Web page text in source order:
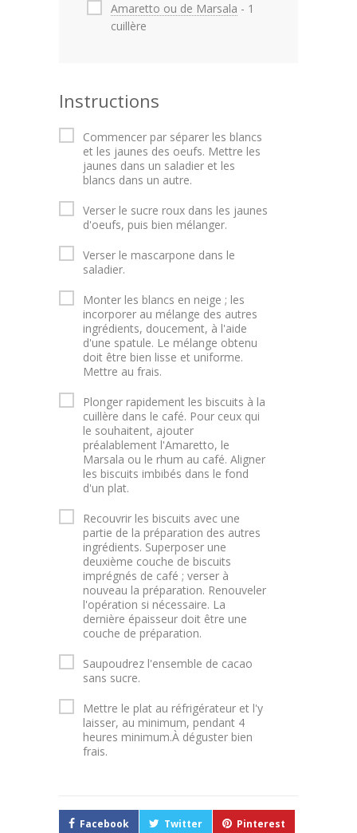
Amaretto ou de Marsala - 1
cuillère
Instructions
Commencer par séparer les blancs
et les jaunes des oeufs. Mettre les
jaunes dans un saladier et les
blancs dans un autre.
Verser le sucre roux dans les jaunes
d'oeufs, puis bien mélanger.
Verser le mascarpone dans le
saladier.
Monter les blancs en neige ; les
incorporer au mélange des autres
ingrédients, doucement, à l'aide
d'une spatule. Le mélange obtenu
doit être bien lisse et uniforme.
Mettre au frais.
Plonger rapidement les biscuits à la
cuillère dans le café. Pour ceux qui
le souhaitent, ajouter
préalablement l'Amaretto, le
Marsala ou le rhum au café. Aligner
les biscuits imbibés dans le fond
d'un plat.
Recouvrir les biscuits avec une
partie de la préparation des autres
ingrédients. Superposer une
deuxième couche de biscuits
imprégnés de café ; verser à
nouveau la préparation. Renouveler
l'opération si nécessaire. La
dernière épaisseur doit être une
couche de préparation.
Saupoudrez l'ensemble de cacao
sans sucre.
Mettre le plat au réfrigérateur et l'y
laisser, au minimum, pendant 4
heures minimum.À déguster bien
frais.
Facebook Twitter Pinterest